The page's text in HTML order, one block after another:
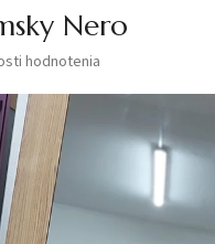
Nero
hodnotenia